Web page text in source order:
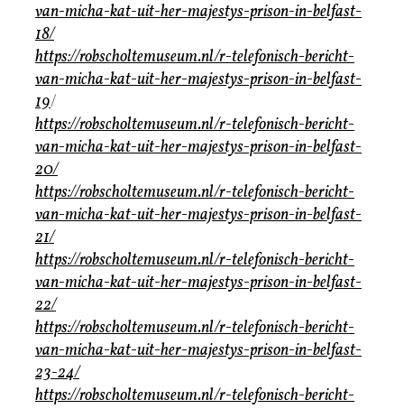
van-micha-kat-uit-her-majestys-prison-in-belfast-
18/
https://robscholtemuseum.nl/r-telefonisch-bericht-
van-micha-kat-uit-her-majestys-prison-in-belfast-
19/
https://robscholtemuseum.nl/r-telefonisch-bericht-
van-micha-kat-uit-her-majestys-prison-in-belfast-
20/
https://robscholtemuseum.nl/r-telefonisch-bericht-
van-micha-kat-uit-her-majestys-prison-in-belfast-
21/
https://robscholtemuseum.nl/r-telefonisch-bericht-
van-micha-kat-uit-her-majestys-prison-in-belfast-
22/
https://robscholtemuseum.nl/r-telefonisch-bericht-
van-micha-kat-uit-her-majestys-prison-in-belfast-
23-24/
https://robscholtemuseum.nl/r-telefonisch-bericht-